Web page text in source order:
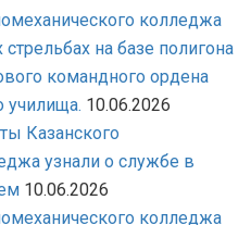
колледжа
на базе полигона
командного ордена
училища. 10.06.2026
Казанского
узнали о службе в
10.06.2026
колледжа